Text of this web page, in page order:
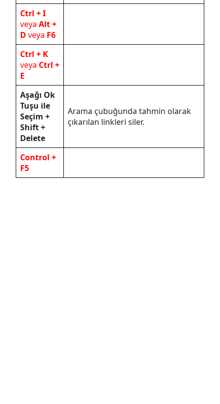
Ctrl + I
veya Alt +
D veya F6
Ctrl + K
veya Ctrl +
E
Aşağı Ok
Tuşu ile
Seçim +
Shift +
Delete
Arama çubuğunda tahmin olarak
çıkarılan linkleri siler.
Control +
F5